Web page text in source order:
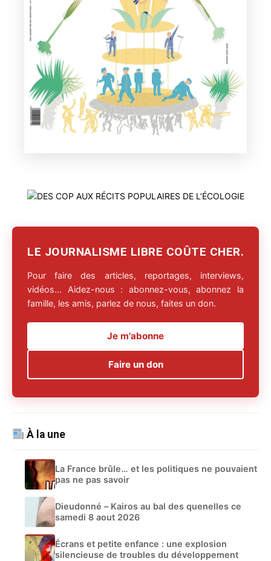
LE JOURNALISME LIBRE COÛTE CHER.
Pour faire des articles, reportages, interviews,
vidéos… Aidez-nous : abonnez-vous, abonnez la
famille, les amis, parlez de nous, faites un don.
Je m'abonne
Faire un don
À la une
La France brûle… et les politiques ne pouvaient
pas ne pas savoir
Dieudonné – Kairos au bal des quenelles ce
samedi 8 aout 2026
Écrans et petite enfance : une explosion
silencieuse de troubles du développement